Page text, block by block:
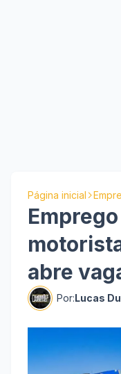
Página inicial
abre
Por:Lucas